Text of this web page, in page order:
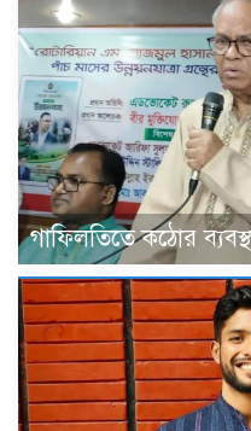
গাফিলতিতে কঠোর